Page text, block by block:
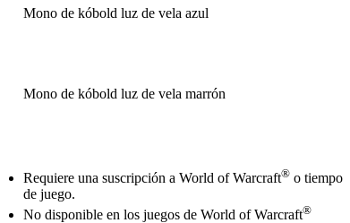
Mono de kóbold luz de vela azul
Mono de kóbold luz de vela marrón
Available actions
Requiere una suscripción a World of Warcraft® o tiempo
de juego.
No disponible en los juegos de World of Warcraft®